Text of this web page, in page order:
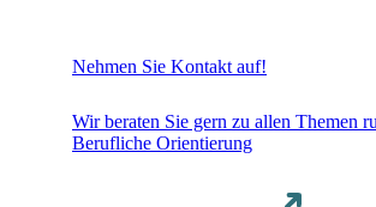
Nehmen Sie Kontakt auf!
Wir beraten Sie gern zu allen Themen
Berufliche Orientierung